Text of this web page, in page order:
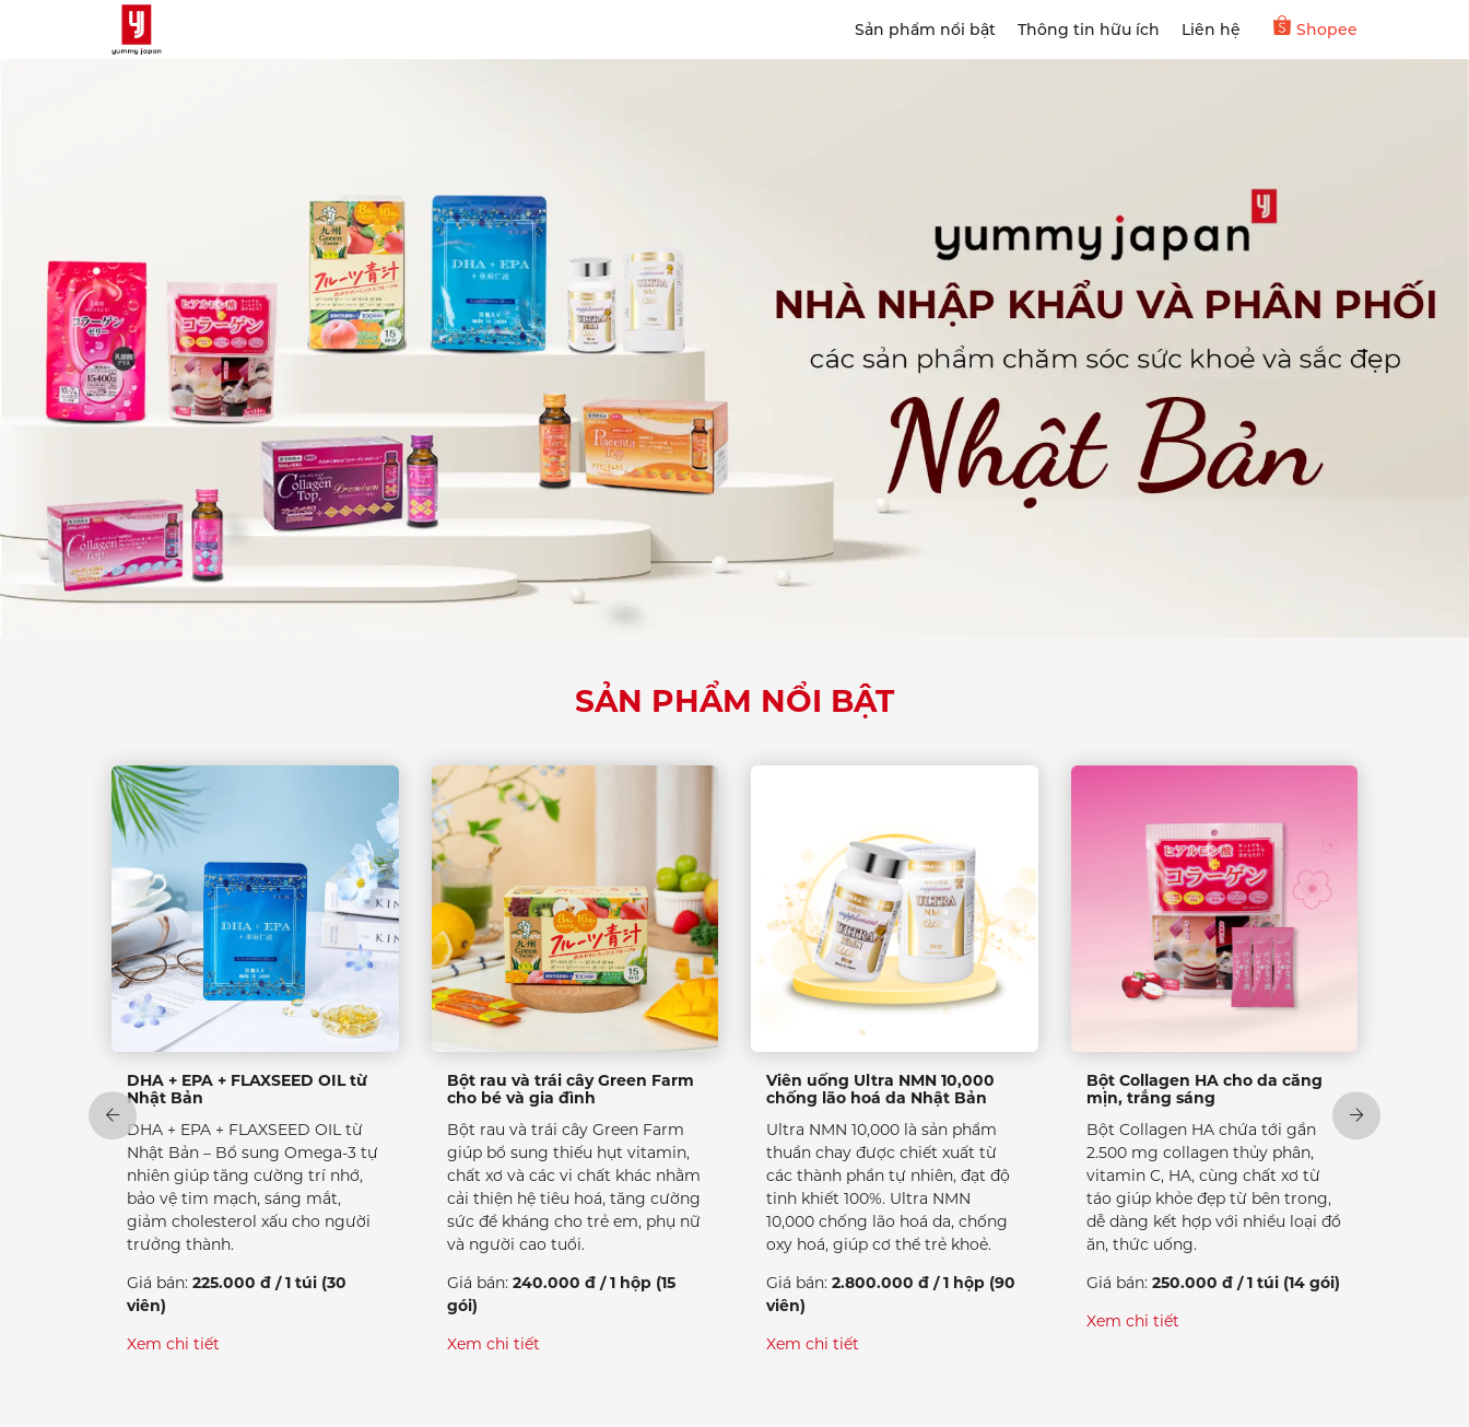
Sản phẩm nổi bật Thông tin hữu ích Liên hệ Shopee
SẢN PHẨM NỔI BẬT
DHA + EPA + FLAXSEED OIL từ
Nhật Bản
DHA + EPA + FLAXSEED OIL từ
Nhật Bản – Bổ sung Omega-3 tự
nhiên giúp tăng cường trí nhớ,
bảo vệ tim mạch, sáng mắt,
giảm cholesterol xấu cho người
trưởng thành.
Giá bán: 225.000 đ / 1 túi (30
viên)
Xem chi tiết
Bột rau và trái cây Green Farm
cho bé và gia đình
Bột rau và trái cây Green Farm
giúp bổ sung thiếu hụt vitamin,
chất xơ và các vi chất khác nhằm
cải thiện hệ tiêu hoá, tăng cường
sức đề kháng cho trẻ em, phụ nữ
và người cao tuổi.
Giá bán: 240.000 đ / 1 hộp (15
gói)
Xem chi tiết
Viên uống Ultra NMN 10,000
chống lão hoá da Nhật Bản
Ultra NMN 10,000 là sản phẩm
thuần chay được chiết xuất từ
các thành phần tự nhiên, đạt độ
tinh khiết 100%. Ultra NMN
10,000 chống lão hoá da, chống
oxy hoá, giúp cơ thể trẻ khoẻ.
Giá bán: 2.800.000 đ / 1 hộp (90
viên)
Xem chi tiết
Bột Collagen HA cho da căng
mịn, trắng sáng
Bột Collagen HA chứa tới gần
2.500 mg collagen thủy phân,
vitamin C, HA, cùng chất xơ từ
táo giúp khỏe đẹp từ bên trong,
dễ dàng kết hợp với nhiều loại đồ
ăn, thức uống.
Giá bán: 250.000 đ / 1 túi (14 gói)
Xem chi tiết